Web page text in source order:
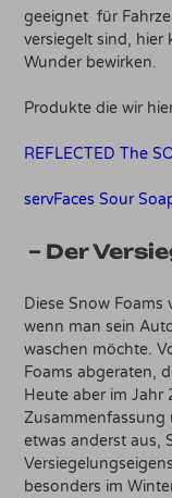
geeignet für
versiegelt sind, hier
Wunder bewirken.
Produkte die wir
REFLECTED The
servFaces Sour
– Der
Diese Snow Foams
wenn man sein
waschen möchte.
Foams abgeraten,
Heute aber im Jahr
Zusammenfassung
etwas anderst aus,
besonders im